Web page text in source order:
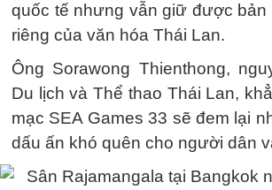
quốc tế nhưng vẫn giữ được bản
riêng của văn hóa Thái Lan.
Ông Sorawong Thienthong,
Du lịch và Thể thao Thái Lan,
mạc SEA Games 33 sẽ đem lại
dấu ấn khó quên cho người dân